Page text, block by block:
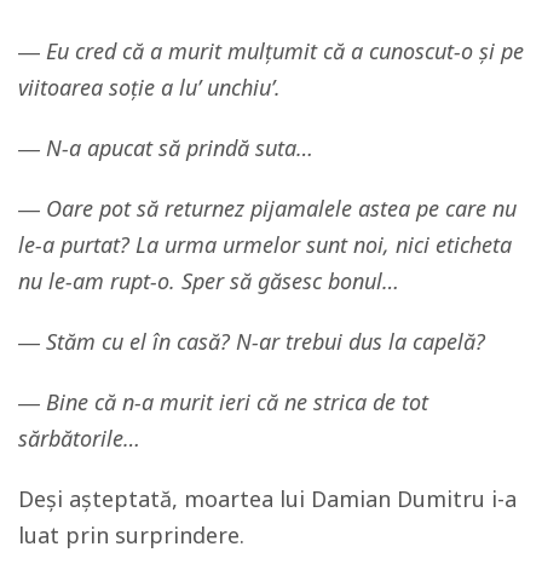
― Eu cred că a murit mulțumit că a cunoscut-o și pe
viitoarea soție a lu’ unchiu’.
― N-a apucat să prindă suta…
― Oare pot să returnez pijamalele astea pe care nu
le-a purtat? La urma urmelor sunt noi, nici eticheta
nu le-am rupt-o. Sper să găsesc bonul…
― Stăm cu el în casă? N-ar trebui dus la capelă?
― Bine că n-a murit ieri că ne strica de tot
sărbătorile…
Deși așteptată, moartea lui Damian Dumitru i-a
luat prin surprindere.